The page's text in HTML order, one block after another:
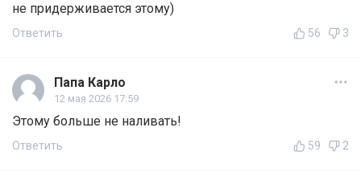
не придерживается этому)
Ответить 56 3
Папа Карло
12 мая 2026 17:59
Этому больше не наливать!
Ответить 59 2